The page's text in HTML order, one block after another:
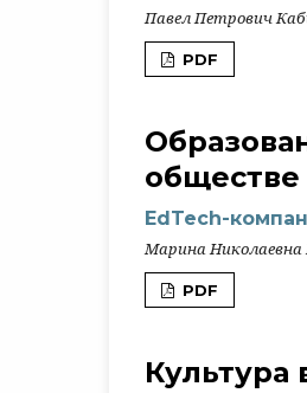
Павел Петрович
PDF
обществе
EdTech-
Марина Николаевна
PDF